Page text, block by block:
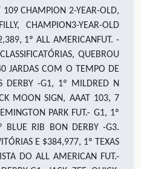
CHAMPION 2-YEAR-OLD,
CHAMPION3-YEAR-OLD
1º ALL AMERICANFUT. -
QUEBROU
JARDAS COM O TEMPO DE
DERBY -G1, 1º MILDRED N
MOON SIGN, AAAT 103, 7
PARK FUT.- G1, 1º
BLUE RIB BON DERBY -G3.
E $384,977, 1º TEXAS
DO ALL AMERICAN FUT.-